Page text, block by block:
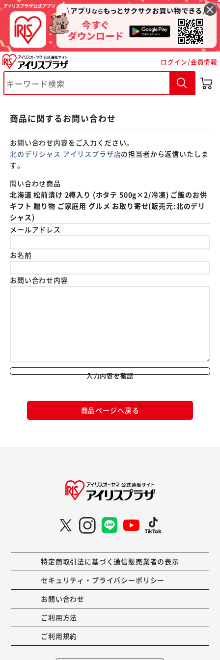
ログイン/会員情報
商品に関するお問い合わせ
お問い合わせ内容をご入力ください。
北のデリシャス アイリスプラザ店の担当者から返信いたしま
す。
問い合わせ商品
北海道 松前漬け 2樽入り (ホタテ 500g×2/冷凍) ご飯のお供
ギフト 贈り物 ご家庭用 グルメ お取り寄せ(販売元:北のデリ
シャス)
メールアドレス
お名前
お問い合わせ内容
入力内容を確認
商品ページへ戻る
特定商取引法に基づく通信販売業者の表示
セキュリティ・プライバシーポリシー
お問い合わせ
ご利用方法
ご利用規約
※ご確認ください
カートに入れる